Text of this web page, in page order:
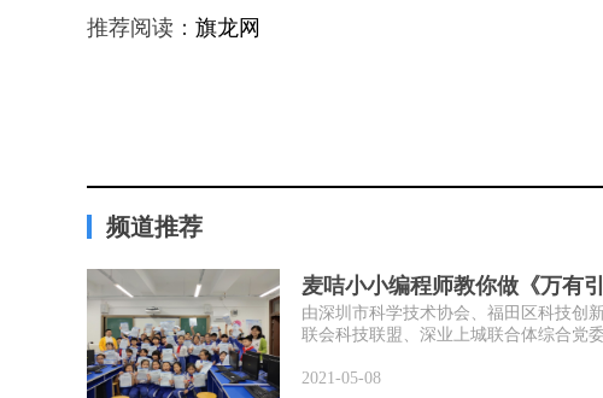
推荐阅读： 旗龙网
频道推荐
麦咭小小编程师教你做《万有
由深圳市科学技术协会、福田区科技创
联会科技联盟、深业上城联合体综合党
2021-05-08